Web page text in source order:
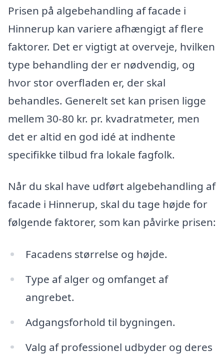
Prisen på algebehandling af facade i
Hinnerup kan variere afhængigt af flere
faktorer. Det er vigtigt at overveje, hvilken
type behandling der er nødvendig, og
hvor stor overfladen er, der skal
behandles. Generelt set kan prisen ligge
mellem 30-80 kr. pr. kvadratmeter, men
det er altid en god idé at indhente
specifikke tilbud fra lokale fagfolk.
Når du skal have udført algebehandling af
facade i Hinnerup, skal du tage højde for
følgende faktorer, som kan påvirke prisen:
Facadens størrelse og højde.
Type af alger og omfanget af
angrebet.
Adgangsforhold til bygningen.
Valg af professionel udbyder og deres